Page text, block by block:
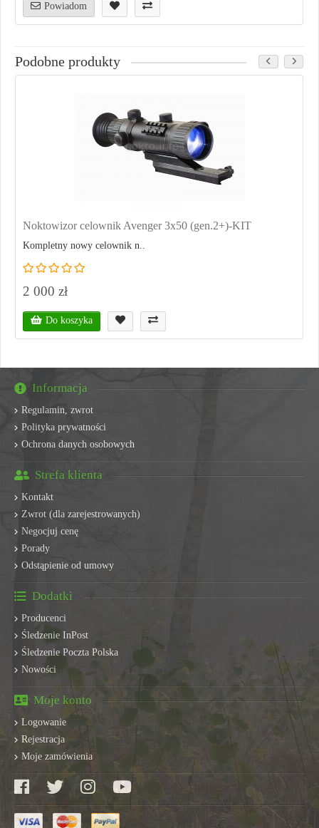
Powiadom
Podobne produkty
Noktowizor celownik Avenger 3x50 (gen.2+)-KIT
Kompletny nowy celownik n..
2 000 zł
Do koszyka
Informacja
Regulamin, zwrot
Polityka prywatności
Ochrona danych osobowych
Strefa klienta
Kontakt
Zwrot (dla zarejestrowanych)
Negocjuj cenę
Porady
Odstąpienie od umowy
Dodatki
Producenci
Śledzenie InPost
Śledzenie Poczta Polska
Nowości
Moje konto
Logowanie
Rejestracja
Moje zamówienia